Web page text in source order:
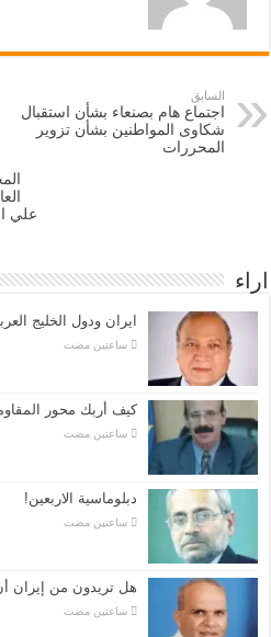
السابق
اجتماع هام بصنعاء بشأن استقبال
شكاوى المواطنين بشأن تزوير
المحررات
علي
اراء
ايران ودول الخليج
‏ساعتين مضت
كيف أربك محور
‏ساعتين مضت
دبلوماسية الاربعين!
‏ساعتين مضت
هل تريدون من إيران
‏ساعتين مضت